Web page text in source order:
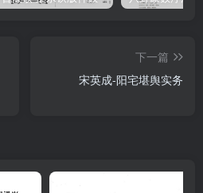
到位。“聚之使不散，行之使有止”之
不可分割的。笔者才疏学浅，虽经我
间纂修的一部内容十分浩繁的历史文
九零由上海古籍出版社将文渊阁本
下一篇
宋英成-阳宅堪舆实务